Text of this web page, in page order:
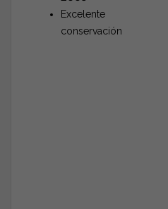
Excelente
conservación